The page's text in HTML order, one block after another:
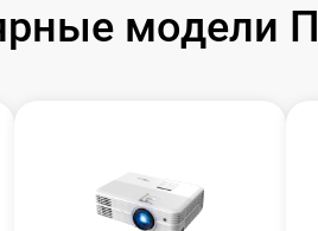
модели